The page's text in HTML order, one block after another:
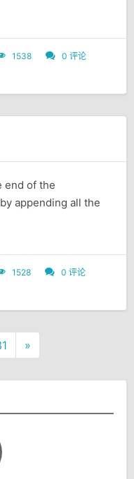
1538
0 评论
end of the
appending all the
1528
0 评论
»